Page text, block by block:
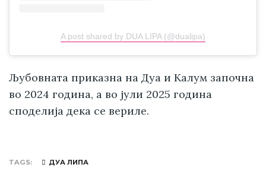
A post shared by DUA LIPA (@dualipa)
Љубовната приказна на Дуа и Калум започна
во 2024 година, а во јули 2025 година
споделија дека се вериле.
TAGS ДУА ЛИПА